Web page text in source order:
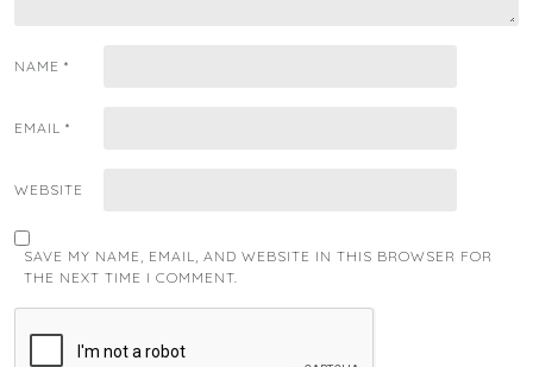
NAME *
EMAIL *
WEBSITE
SAVE MY NAME, EMAIL, AND WEBSITE IN THIS BROWSER FOR
THE NEXT TIME I COMMENT.